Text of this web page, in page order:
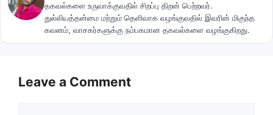
தகவல்களை உருவாக்குவதில் சிறப்பு திறன் பெற்றவர்.
துல்லியத்தன்மை மற்றும் தெளிவாக வழங்குவதில் இவரின் மிகுந்த
கவனம், வாசகர்களுக்கு நம்பகமான தகவல்களை வழங்குகிறது.
Leave a Comment